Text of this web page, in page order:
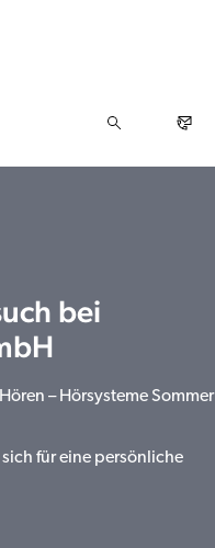
bei
– Hörsysteme Sommer
für eine persönliche